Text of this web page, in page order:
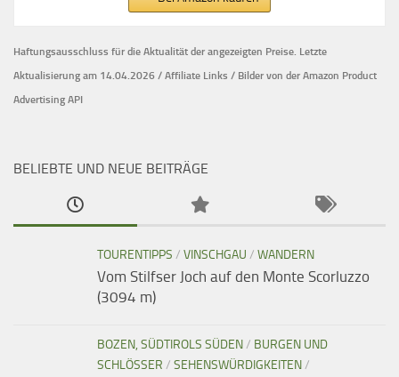
Haftungsausschluss für die Aktualität der angezeigten Preise. Letzte
Aktualisierung am 14.04.2026 / Affiliate Links / Bilder von der Amazon Product
Advertising API
BELIEBTE UND NEUE BEITRÄGE
TOURENTIPPS / VINSCHGAU / WANDERN
Vom Stilfser Joch auf den Monte Scorluzzo
(3094 m)
BOZEN, SÜDTIROLS SÜDEN/ BURGEN UND
SCHLÖSSER / SEHENSWÜRDIGKEITEN/